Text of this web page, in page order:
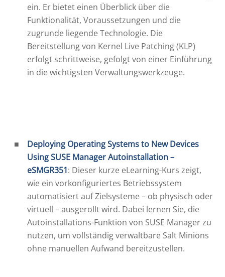
ein. Er bietet einen Überblick über die
Funktionalität, Voraussetzungen und die
zugrunde liegende Technologie. Die
Bereitstellung von Kernel Live Patching (KLP)
erfolgt schrittweise, gefolgt von einer Einführung
in die wichtigsten Verwaltungswerkzeuge.
Deploying Operating Systems to New Devices
Using SUSE Manager Autoinstallation –
eSMGR351: Dieser kurze eLearning-Kurs zeigt,
wie ein vorkonfiguriertes Betriebssystem
automatisiert auf Zielsysteme – ob physisch oder
virtuell – ausgerollt wird. Dabei lernen Sie, die
Autoinstallations-Funktion von SUSE Manager zu
nutzen, um vollständig verwaltbare Salt Minions
ohne manuellen Aufwand bereitzustellen.